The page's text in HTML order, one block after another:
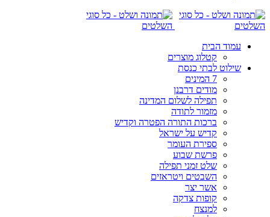
עמוד הבית
קטלוג מוצרים
שילוט לבתי כנסת
7 המינים
מודים דרבנן
תפילה לשלום המדינה
מזמור לתודה
ברכות התורה הפטרה וקדיש
קדיש על ישראל
ספירת העומר
פרשת שבוע
שלט זמני תפילה
השבטים ויטראזים
אשר יצר
קופות צדקה
למנצח